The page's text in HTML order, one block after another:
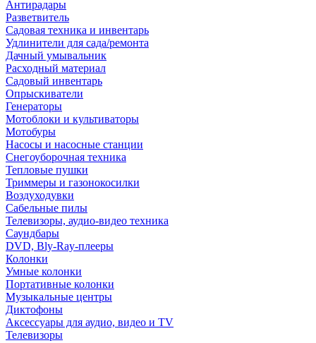
Антирадары
Разветвитель
Садовая техника и инвентарь
Удлинители для сада/ремонта
Дачный умывальник
Расходный материал
Садовый инвентарь
Опрыскиватели
Генераторы
Мотоблоки и культиваторы
Мотобуры
Насосы и насосные станции
Снегоуборочная техника
Тепловые пушки
Триммеры и газонокосилки
Воздуходувки
Сабельные пилы
Телевизоры, аудио-видео техника
Саундбары
DVD, Bly-Ray-плееры
Колонки
Умные колонки
Портативные колонки
Музыкальные центры
Диктофоны
Аксессуары для аудио, видео и TV
Телевизоры